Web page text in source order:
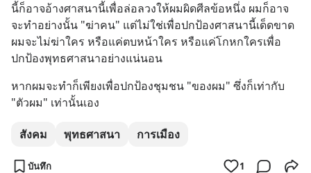
นี้ก็อาจอ้างศาสนานี้เพื่อล่อลวงให้ผมผิดศีลข้อหนึ่ง ผมก็อาจ
จะทำอย่างนั้น "ฆ่าคน" แต่ไม่ใช่เพื่อปกป้องศาสนานี้เด็ดขาด
ผมจะไม่ฆ่าใคร หรือแค่ตบหน้าใคร หรือแค่โกหกใครเพื่อ
ปกป้องพุทธศาสนาอย่างแน่นอน
หากผมจะทำก็เพียงเพื่อปกป้องชุมชน "ของผม" ซึ่งก็เท่ากับ
"ตัวผม" เท่านั้นเอง
สังคม พุทธศาสนา การเมือง
บันทึก 1